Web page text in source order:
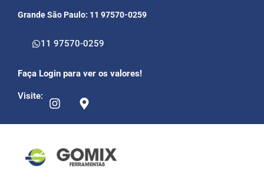
Grande São Paulo: 11 97570-0259
11 97570-0259
Faça Login para ver os valores!
Visite: